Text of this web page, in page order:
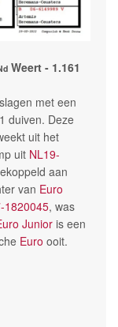
Weert - 1.161
met een
duiven. Deze
uit het
uit NL19-
aan
van Euro
1820045, was
Junior is een
Euro ooit.